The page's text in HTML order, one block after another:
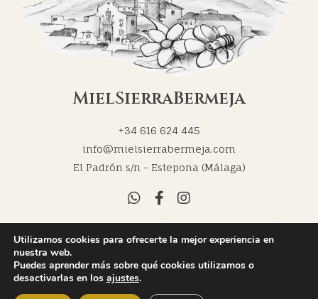
MielSierraBermeja
+34 616 624 445
info@mielsierrabermeja.com
El Padrón s/n - Estepona (Málaga)
Carmen Durán
Cinpy Marketing Online
© 2022 MielSierraBermeja
Utilizamos cookies para ofrecerte la mejor experiencia en
nuestra web.
Puedes aprender más sobre qué cookies utilizamos o
desactivarlas en los ajustes.